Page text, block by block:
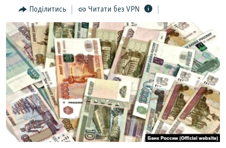
Перейти
до
пошуку
ПОГЛЯД
ІНТЕРВ'Ю
ВСЕ ЗА ДЕНЬ
СПЕЦПРОЕКТИ
ДЕПОРТАЦІЯ
ВІДЕОУРОКИ «ELIFBE»
СВІДЧЕННЯ ОКУПАЦІЇ
УКРАЇНСЬКА ПРОБЛЕМА КРИМУ
ЯК ОБІЙТИ БЛОКУВАННЯ
Русский
Qırımtatar
Поділитись Читати без VPN